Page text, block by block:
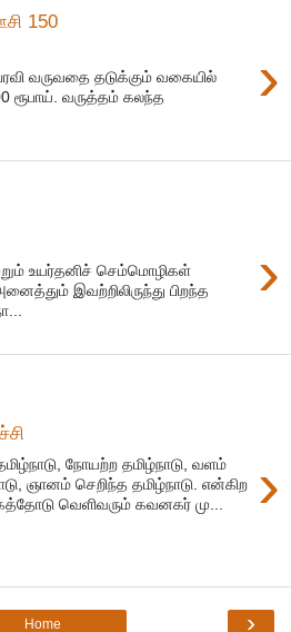
150
›
வருவதை தடுக்கும் வகையில்
ரூபாய். வருத்தம் கலந்த
›
உயர்தனிச் செம்மொழிகள்
இவற்றிலிருந்து பிறந்த
›
நோயற்ற தமிழ்நாடு, வளம்
ஞானம் செறிந்த தமிழ்நாடு. என்கிற
வெளிவரும் கவனகர் மு...
›
Home